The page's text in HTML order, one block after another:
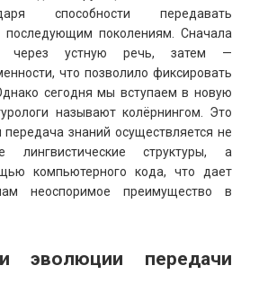
способности передавать
последующим поколениям. Сначала
через устную речь, затем —
что позволило фиксировать
сегодня мы вступаем в новую
называют колёрнингом. Это
передача знаний осуществляется не
лингвистические структуры, а
компьютерного кода, что дает
неоспоримое преимущество в
эволюции передачи